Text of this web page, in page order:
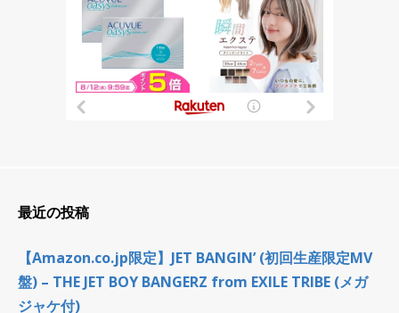
最近の投稿
【Amazon.co.jp限定】JET BANGIN’ (初回生産限定MV
盤) – THE JET BOY BANGERZ from EXILE TRIBE (メガ
ジャケ付)